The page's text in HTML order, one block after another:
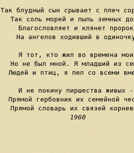
Так блудный сын срывает с плеч
Так соль морей и пыль земных
Благословляет и клянет
На ангелов ходивший в
Я тот, кто жил во времена
Но не был мной. Я младший из
Людей и птиц, я пел со всеми
И не покину пиршества живых
Прямой гербовник их семейной
1960